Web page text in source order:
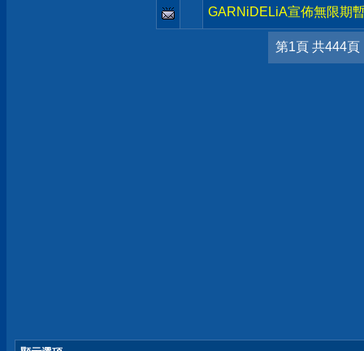
GARNiDELiA宣佈無限期
第1頁 共444頁